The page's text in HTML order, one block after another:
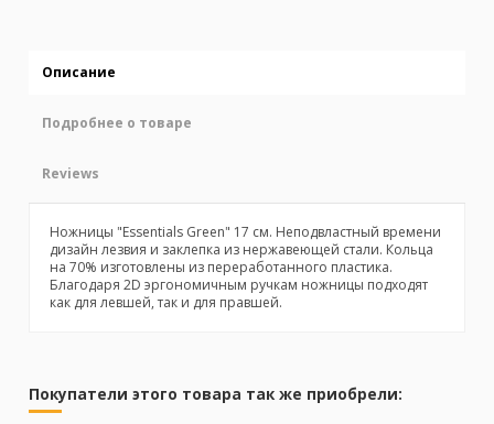
Описание
Подробнее о товаре
Reviews
Ножницы "Essentials Green" 17 см. Неподвластный времени
дизайн лезвия и заклепка из нержавеющей стали. Кольца
на 70% изготовлены из переработанного пластика.
Благодаря 2D эргономичным ручкам ножницы подходят
как для левшей, так и для правшей.
Покупатели этого товара так же приобрели: